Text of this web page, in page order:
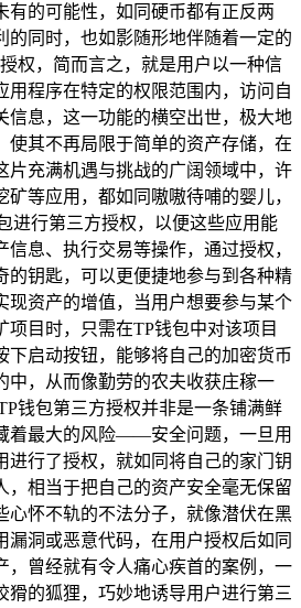
有的可能性，如同硬币都有正反两
的同时，也如影随形地伴随着一定的
权，简而言之，就是用户以一种信
用程序在特定的权限范围内，访问自
信息，这一功能的横空出世，极大地
使其不再局限于简单的资产存储，在
片充满机遇与挑战的广阔领域中，许
等应用，都如同嗷嗷待哺的婴儿，
进行第三方授权，以便这些应用能
息、执行交易等操作，通过授权，
的钥匙，可以更便捷地参与到各种精
现资产的增值，当用户想要参与某个
项目时，只需在TP钱包中对该项目
下启动按钮，能够将自己的加密货币
中，从而像勤劳的农夫收获庄稼一
钱包第三方授权并非是一条铺满鲜
着最大的风险——安全问题，一旦用
进行了授权，就如同将自己的家门钥
，相当于把自己的资产安全毫无保留
心怀不轨的不法分子，就像潜伏在黑
漏洞或恶意代码，在用户授权后如同
，曾经就有令人痛心疾首的案例，一
猾的狐狸，巧妙地诱导用户进行第三